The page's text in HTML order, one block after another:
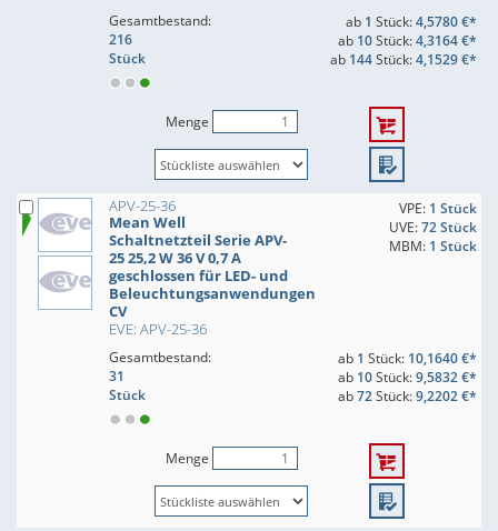
Gesamtbestand:
216
Stück
ab 1 Stück:4,5780 €*
ab 10Stück:4,3164 €*
ab 144Stück:4,1529 €*
Menge
APV-25-36
Mean Well
Schaltnetzteil Serie APV-
25 25,2 W 36 V 0,7 A
geschlossen für LED- und
Beleuchtungsanwendungen
CV
EVE: APV-25-36
VPE: 1 Stück
UVE:72 Stück
MBM: 1 Stück
Gesamtbestand:
31
Stück
ab 1 Stück: 10,1640 €*
ab 10Stück:9,5832 €*
ab72Stück:9,2202 €*
Menge